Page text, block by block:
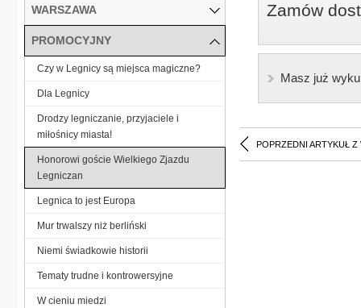
Zamów
Masz już
POPRZEDNI ARTYKUŁ Z
WARSZAWA
PROMOCYJNY
Czy w Legnicy są miejsca magiczne?
Dla Legnicy
Drodzy legniczanie, przyjaciele i
miłośnicy miasta!
Honorowi goście Wielkiego Zjazdu
Legniczan
Legnica to jest Europa
Mur trwalszy niż berliński
Niemi świadkowie historii
Tematy trudne i kontrowersyjne
W cieniu miedzi